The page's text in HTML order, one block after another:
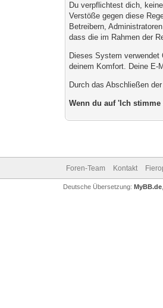
Du verpflichtest dich,
Verstöße gegen diese
Betreibern,
dass die im Rahmen der
Dieses System
deinem Komfort. Deine E-
Durch das Abschließen
Wenn du auf 'Ich
Foren-Team Kontakt
Deutsche Übersetzung: MyBB.de